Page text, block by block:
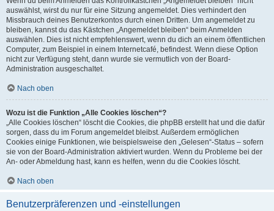
auswählst, wirst du nur für eine Sitzung angemeldet. Dies verhindert den
Missbrauch deines Benutzerkontos durch einen Dritten. Um angemeldet zu
bleiben, kannst du das Kästchen „Angemeldet bleiben“ beim Anmelden
auswählen. Dies ist nicht empfehlenswert, wenn du dich an einem öffentlichen
Computer, zum Beispiel in einem Internetcafé, befindest. Wenn diese Option
nicht zur Verfügung steht, dann wurde sie vermutlich von der Board-
Administration ausgeschaltet.
Nach oben
Wozu ist die Funktion „Alle Cookies löschen“?
„Alle Cookies löschen“ löscht die Cookies, die phpBB erstellt hat und die dafür
sorgen, dass du im Forum angemeldet bleibst. Außerdem ermöglichen
Cookies einige Funktionen, wie beispielsweise den „Gelesen“-Status – sofern
sie von der Board-Administration aktiviert wurden. Wenn du Probleme bei der
An- oder Abmeldung hast, kann es helfen, wenn du die Cookies löscht.
Nach oben
Benutzerpräferenzen und -einstellungen